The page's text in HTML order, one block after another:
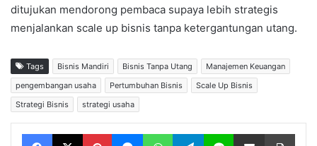
ditujukan mendorong pembaca supaya lebih strategis
menjalankan scale up bisnis tanpa ketergantungan utang.
Tags Bisnis Mandiri Bisnis Tanpa Utang
Manajemen Keuangan
pengembangan usaha
Pertumbuhan Bisnis
Scale Up Bisnis
Strategi Bisnis
strategi usaha
Facebook X Pinterest Messenger WhatsApp Telegram Line Share via Email